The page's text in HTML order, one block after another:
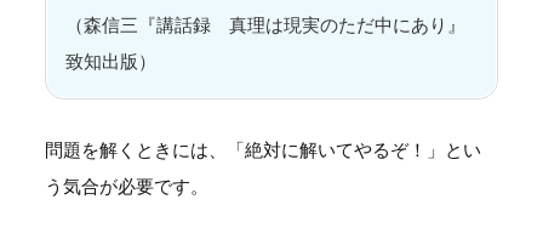
（森信三『講話録 真理は現実のただ中にあり』
致知出版）
問題を解くときには、「絶対に解いてやるぞ！」とい
う気合が必要です。